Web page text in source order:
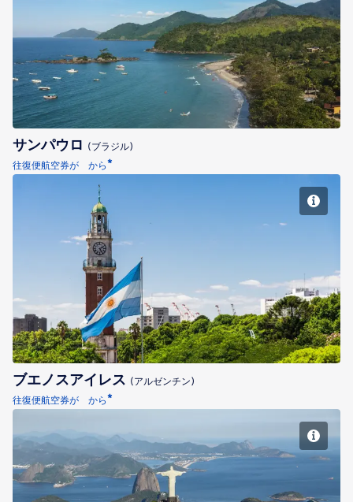
サンパウロ
サンパウロ (ブラジル)
往復便航空券が から*
ブエノスアイレス
ブエノスアイレス (アルゼンチン)
往復便航空券が から*